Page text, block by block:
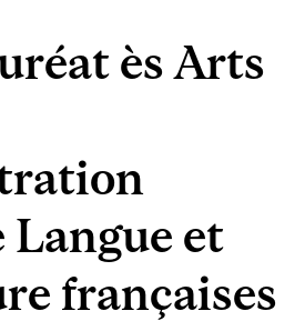
ès Arts
Langue et
françaises